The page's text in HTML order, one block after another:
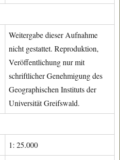
Weitergabe dieser Aufnahme
nicht gestattet. Reproduktion,
Veröffentlichung nur mit
schriftlicher Genehmigung des
Geographischen Instituts der
Universität Greifswald.
1: 25.000